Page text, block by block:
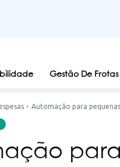
Gestão De Frotas
Automação para